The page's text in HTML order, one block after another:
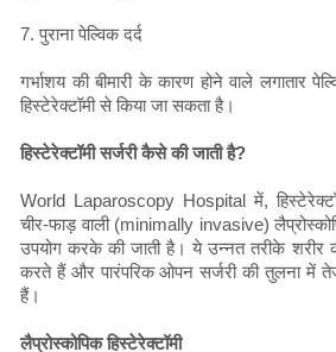
7. पुराना पेल्विक दर्द
गर्भाशय की बीमारी के कारण होने वाले लगातार
हिस्टेरेक्टॉमी से किया जा सकता है।
हिस्टेरेक्टॉमी सर्जरी कैसे की जाती है?
World Laparoscopy Hospital में,
चीर-फाड़ वाली (minimally invasive)
उपयोग करके की जाती है। ये उन्नत तरीके शरीर
करते हैं और पारंपरिक ओपन सर्जरी की तुलना में
हैं।
लैप्रोस्कोपिक हिस्टेरेक्टॉमी